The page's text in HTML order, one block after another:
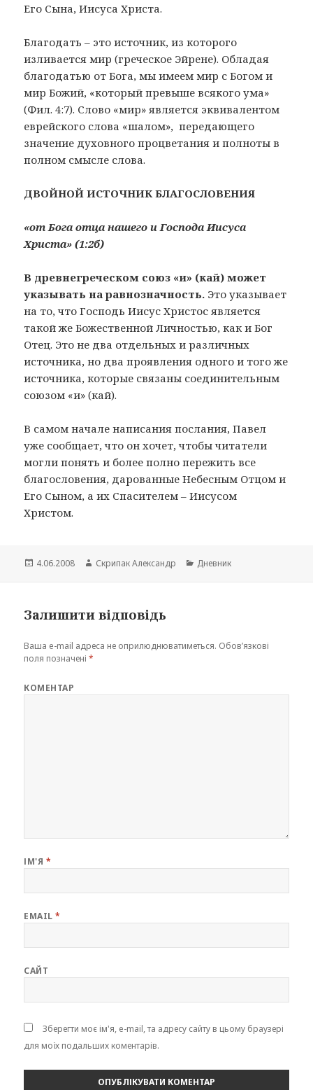
Его Сына, Иисуса Христа.
Благодать – это источник, из которого
изливается мир (греческое Эйрене). Обладая
благодатью от Бога, мы имеем мир с Богом и
мир Божий, «который превыше всякого ума»
(Фил. 4:7). Слово «мир» является эквивалентом
еврейского слова «шалом», передающего
значение духовного процветания и полноты в
полном смысле слова.
ДВОЙНОЙ ИСТОЧНИК БЛАГОСЛОВЕНИЯ
«от Бога отца нашего и Господа Иисуса
Христа» (1:2б)
В древнегреческом союз «и» (кай) может
указывать на равнозначность. Это указывает
на то, что Господь Иисус Христос является
такой же Божественной Личностью, как и Бог
Отец. Это не два отдельных и различных
источника, но два проявления одного и того же
источника, которые связаны соединительным
союзом «и» (кай).
В самом начале написания послания, Павел
уже сообщает, что он хочет, чтобы читатели
могли понять и более полно пережить все
благословения, дарованные Небесным Отцом и
Его Сыном, а их Спасителем – Иисусом
Христом.
Опубліковано
4.06.2008 Автор
Скрипак Александр Категорії
Дневник
Залишити відповідь
Ваша e-mail адреса не оприлюднюватиметься. Обов’язкові
поля позначені*
КОМЕНТАР
ІМ'Я *
EMAIL*
САЙТ
Зберегти моє ім'я, e-mail, та адресу сайту в цьому браузері
для моїх подальших коментарів.